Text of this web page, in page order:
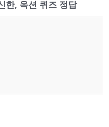
한, 옥션 퀴즈 정답